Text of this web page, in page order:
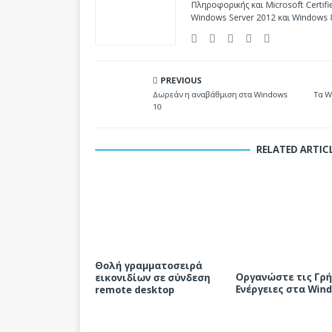
Πληροφορικής και Microsoft
Windows Server 2012 και Windows
PREVIOUS
Δωρεάν η αναβάθμιση στα Windows
10
Τα
RELATED
Θολή γραμματοσειρά
εικονιδίων σε σύνδεση
remote desktop
Οργανώστε τις
Ενέργειες στα